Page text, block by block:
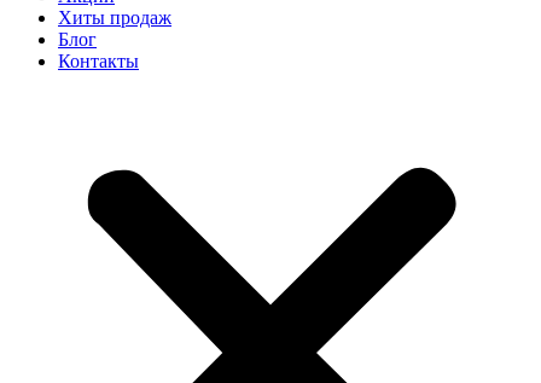
Хиты продаж
Блог
Контакты